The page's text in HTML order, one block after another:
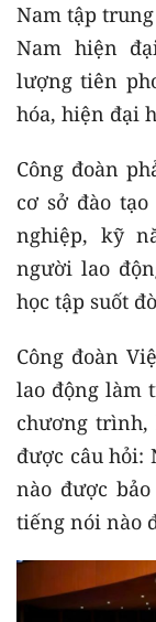
Nam tập
Nam hiện
lượng tiên
hóa, hiện đại
Công đoàn
cơ sở đào
nghiệp, kỹ
người lao
học tập suốt
Công đoàn
lao động làm
chương trình,
được câu hỏi:
nào được
tiếng nói nào